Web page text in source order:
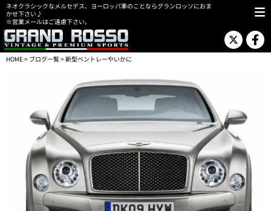
ネオクラシックなメルセデス、ヨーロッパ車のことならグランロッソにおま
かせ下さい♪
※営業メールはご遠慮下さい。
HOME> ブログ一覧> 新型ベントレーやいかに